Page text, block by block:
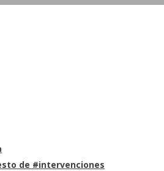
de #intervenciones